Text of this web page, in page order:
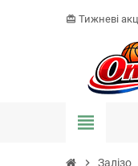
card_giftcard Тижневі
view_headline
chevron_right Залізо